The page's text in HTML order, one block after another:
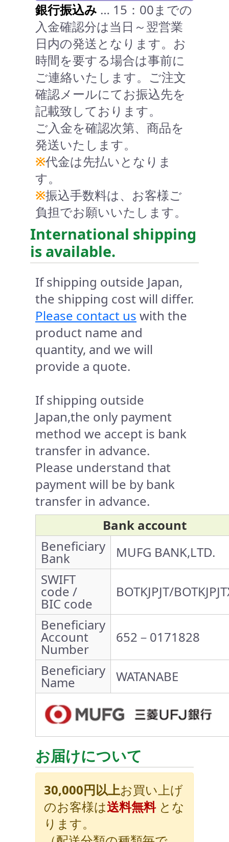
銀行振込み … 15：00までの
入金確認分は当日～翌営業
日内の発送となります。お
時間を要する場合は事前に
ご連絡いたします。ご注文
確認メールにてお振込先を
記載致しております。
ご入金を確認次第、商品を
発送いたします。
※代金は先払いとなりま
す。
※振込手数料は、お客様ご
負担でお願いいたします。
International shipping
is available.
If shipping outside Japan,
the shipping cost will differ.
Please contact us with the
product name and
quantity, and we will
provide a quote.
If shipping outside
Japan,the only payment
method we accept is bank
transfer in advance.
Please understand that
payment will be by bank
transfer in advance.
Bank account
Beneficiary
Bank
MUFG BANK,LTD.
SWIFT
code /
BIC code
BOTKJPJT/
Beneficiary
Account
Number
652－0171828
Beneficiary
Name WATANABE
お届けについて
30,000円以上お買い上げ
のお客様は送料無料とな
ります。